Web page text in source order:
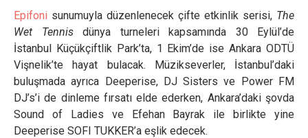
Epifoni sunumuyla düzenlenecek çifte etkinlik serisi, The
Wet Tennisdünya turneleri kapsamında 30 Eylül’de
İstanbul Küçükçiftlik Park’ta, 1 Ekim’de ise Ankara ODTÜ
Vişnelik’te hayat bulacak. Müzikseverler, İstanbul’daki
buluşmada ayrıca Deeperise, DJ Sisters ve Power FM
DJ’s’i de dinleme fırsatı elde ederken, Ankara’daki şovda
Sound of Ladies ve Efehan Bayrak ile birlikte yine
Deeperise SOFI TUKKER’a eşlik edecek.